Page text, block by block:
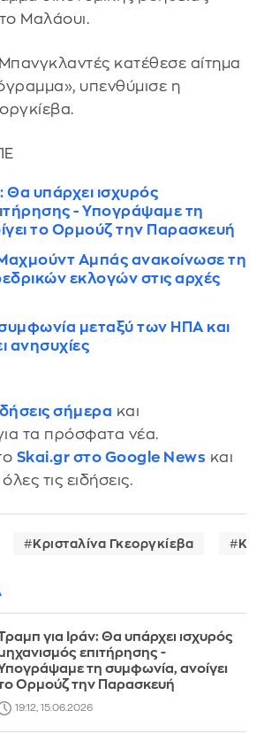
το Μαλάουι.
κατέθεσε αίτημα
υπενθύμισε η
Θα υπάρχει ισχυρός
- Υπογράψαμε τη
το Ορμούζ την Παρασκευή
Μαχμούντ Αμπάς ανακοίνωσε τη
εκλογών στις αρχές
μεταξύ των ΗΠΑ και
ανησυχίες
σήμερα και
τα πρόσφατα νέα.
Skai.gr στο Google News και
τις ειδήσεις.
Κρισταλίνα Γκεοργκίεβα
για Ιράν: Θα υπάρχει ισχυρός
επιτήρησης -
τη συμφωνία, ανοίγει
Ορμούζ την Παρασκευή
19:12, 15.06.2026